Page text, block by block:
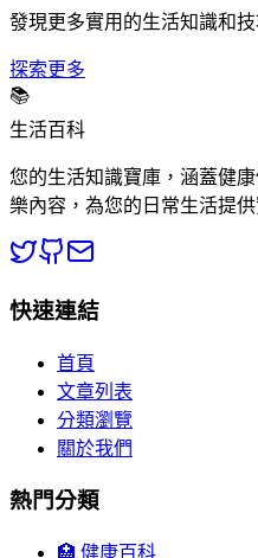
發現更多實用的生活知識和技
探索更多
📚
生活百科
您的生活知識寶庫，涵蓋健
樂內容，為您的日常生活提
快速連結
首頁
文章列表
分類瀏覽
關於我們
熱門分類
🏥 健康百科